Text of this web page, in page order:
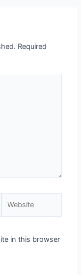
Required
in this browser